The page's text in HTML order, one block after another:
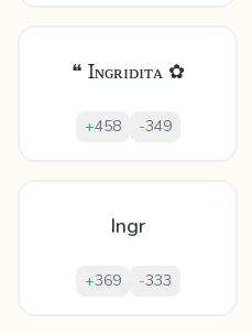
❝ Ɪɴɢʀɪᴅɪᴛᴀ ✿
+458 -349
Ingr
+369 -333